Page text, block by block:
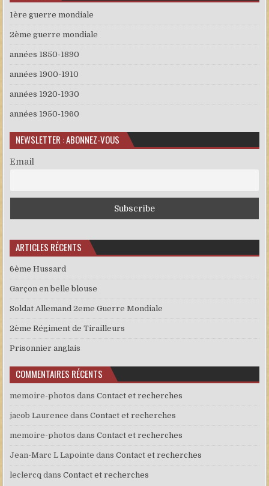
1ère guerre mondiale
2ème guerre mondiale
années 1850-1890
années 1900-1910
années 1920-1930
années 1950-1960
NEWSLETTER : ABONNEZ-VOUS
Email
ARTICLES RÉCENTS
6ème Hussard
Garçon en belle blouse
Soldat Allemand 2eme Guerre Mondiale
2ème Régiment de Tirailleurs
Prisonnier anglais
COMMENTAIRES RÉCENTS
memoire-photos dansContact et recherches
jacob Laurence dansContact et recherches
memoire-photos dansContact et recherches
Jean-Marc L Lapointe dansContact et recherches
leclercq dansContact et recherches